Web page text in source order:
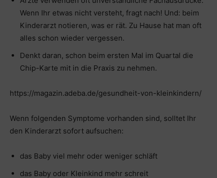
Wenn Ihr etwas nicht versteht, fragt nach! Und: beim
Kinderarzt notieren, was er rät. Zu Hause hat man oft
alles schon wieder vergessen.
Denkt daran, schon beim ersten Mal im Quartal die
Chip-Karte mit in die Praxis zu nehmen.
https://magazin.adeba.de/gesundheit-von-kleinkindern/
Wenn folgenden Symptome vorhanden sind, solltet Ihr
den Kinderarzt sofort aufsuchen:
das Baby viel mehr oder weniger schläft
das Baby oder Kleinkind mehr schreit